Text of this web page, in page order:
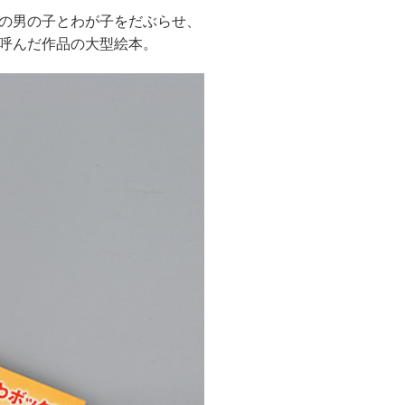
の子とわが子をだぶらせ、
だ作品の大型絵本。